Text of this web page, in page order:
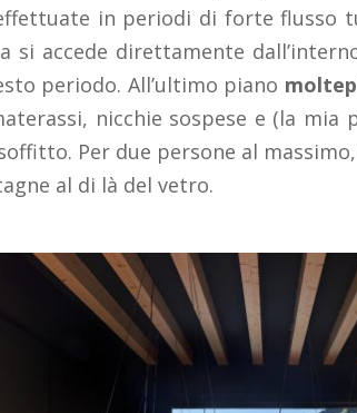
in periodi di forte flusso
si accede direttamente
periodo. All’ultimo piano
nicchie sospese e (la mia
Per due persone al
al di là del vetro.